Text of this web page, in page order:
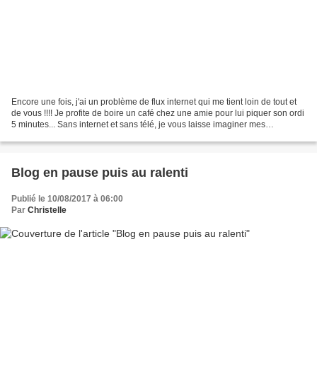
Encore une fois, j'ai un problème de flux internet qui me tient loin de tout et
de vous !!!! Je profite de boire un café chez une amie pour lui piquer son ordi
5 minutes... Sans internet et sans télé, je vous laisse imaginer mes
Blog en pause puis au ralenti
Publié le 10/08/2017 à 06:00
Par Christelle